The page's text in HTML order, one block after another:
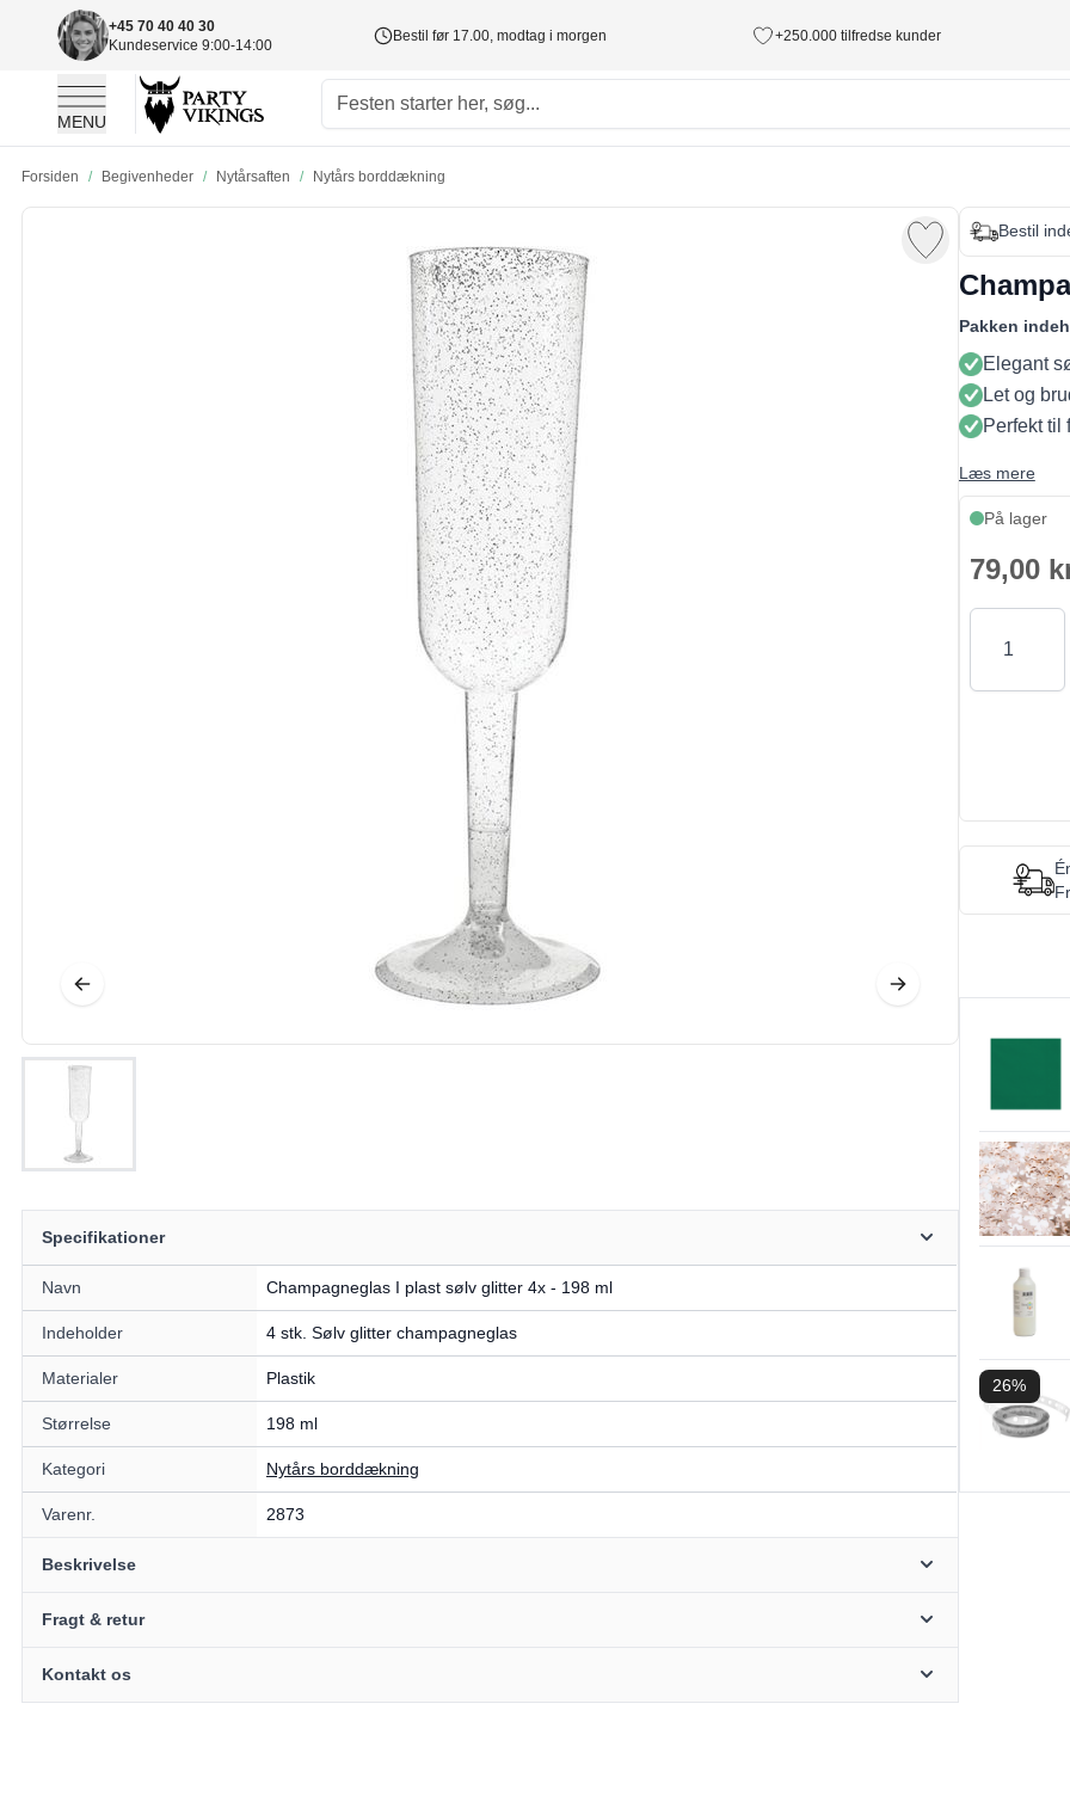
+45 70 40 40 30
Kundeservice 9:00-14:00
Bestil før 17.00, modtag i morgen +250.000 tilfredse kunder
MENU
Forsiden / Begivenheder / Nytårsaften / Nytårs borddækning
Specifikationer
Navn Champagneglas I plast sølv glitter 4x - 198 ml
Indeholder 4 stk. Sølv glitter champagneglas
Materialer Plastik
Størrelse 198 ml
Kategori Nytårs borddækning
Varenr. 2873
Beskrivelse
Fragt & retur
Kontakt os
Bestil
Pakken
Elegant
Let og
Perfekt til
Læs mere
På lager
79,00
Antal
26%